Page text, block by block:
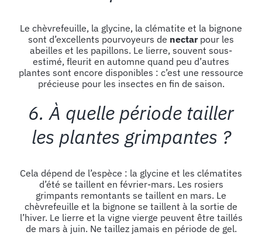
Le chèvrefeuille, la glycine, la clématite et la bignone
sont d’excellents pourvoyeurs de nectarpour les
abeilles et les papillons. Le lierre, souvent sous-
estimé, fleurit en automne quand peu d’autres
plantes sont encore disponibles : c’est une ressource
précieuse pour les insectes en fin de saison.
6. À quelle période tailler
les plantes grimpantes ?
Cela dépend de l’espèce : la glycine et les clématites
d’été se taillent en février-mars. Les rosiers
grimpants remontants se taillent en mars. Le
chèvrefeuille et la bignone se taillent à la sortie de
l’hiver. Le lierre et la vigne vierge peuvent être taillés
de mars à juin. Ne taillez jamais en période de gel.